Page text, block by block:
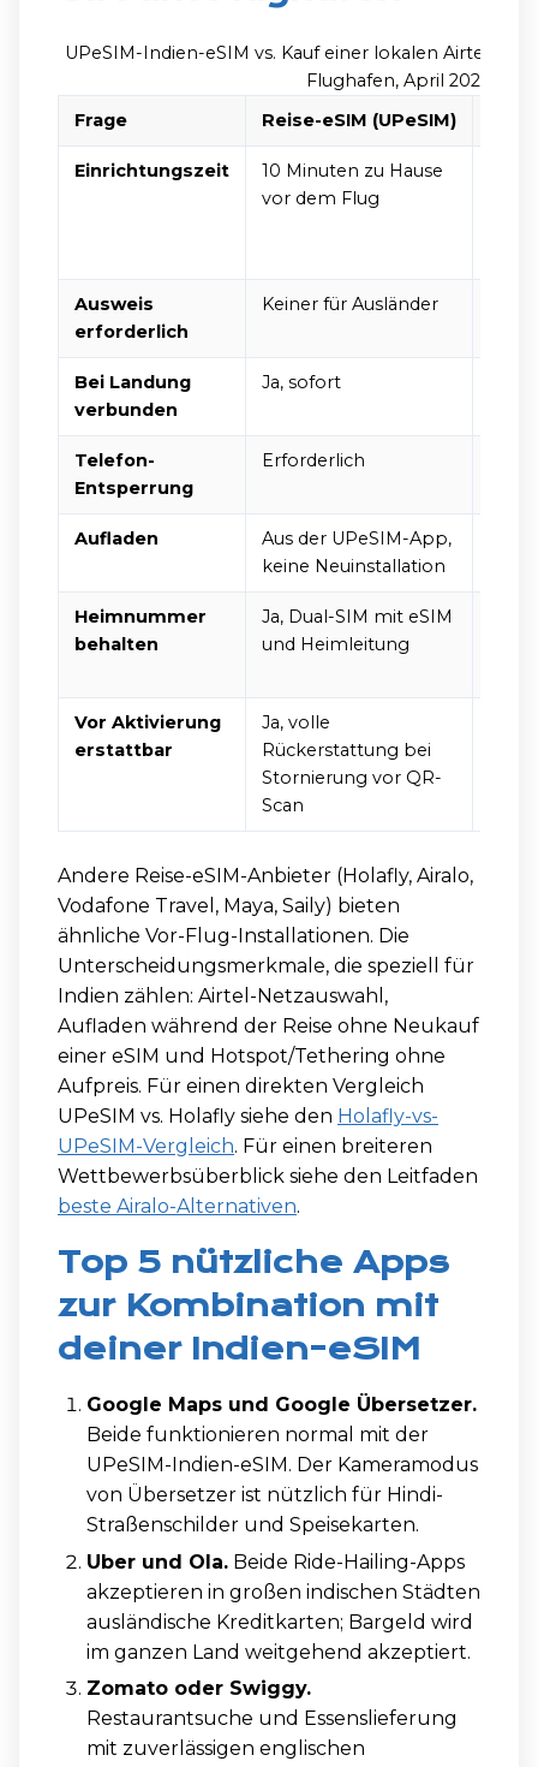
UPeSIM-Indien-eSIM vs. Kauf einer lokalen Airtel-
Flughafen, April 2026
Frage
Reise-eSIM (UPeSIM)
Einrichtungszeit
10 Minuten zu Hause
vor dem Flug
Ausweis
erforderlich
Keiner für Ausländer
Bei Landung
verbunden
Ja, sofort
Telefon-
Entsperrung
Erforderlich
Aufladen
Aus der UPeSIM-App,
keine Neuinstallation
Heimnummer
behalten
Ja, Dual-SIM mit eSIM
und Heimleitung
Vor Aktivierung
erstattbar
Ja, volle
Rückerstattung bei
Stornierung vor QR-
Scan
Andere Reise-eSIM-Anbieter (Holafly, Airalo,
Vodafone Travel, Maya, Saily) bieten
ähnliche Vor-Flug-Installationen. Die
Unterscheidungsmerkmale, die speziell für
Indien zählen: Airtel-Netzauswahl,
Aufladen während der Reise ohne Neukauf
einer eSIM und Hotspot/Tethering ohne
Aufpreis. Für einen direkten Vergleich
UPeSIM vs. Holafly siehe den Holafly-vs-
UPeSIM-Vergleich. Für einen breiteren
Wettbewerbsüberblick siehe den Leitfaden
beste Airalo-Alternativen.
Top 5 nützliche Apps
zur Kombination mit
deiner Indien-eSIM
Google Maps und Google Übersetzer.
Beide funktionieren normal mit der
UPeSIM-Indien-eSIM. Der Kameramodus
von Übersetzer ist nützlich für Hindi-
Straßenschilder und Speisekarten.
Uber und Ola. Beide Ride-Hailing-Apps
akzeptieren in großen indischen Städten
ausländische Kreditkarten; Bargeld wird
im ganzen Land weitgehend akzeptiert.
Zomato oder Swiggy.
Restaurantsuche und Essenslieferung
mit zuverlässigen englischen